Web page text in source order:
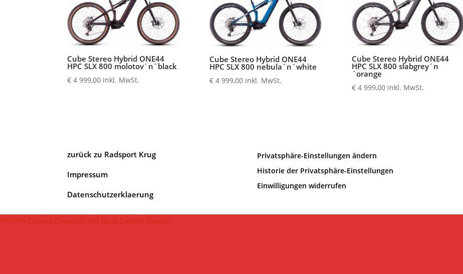
Cube Stereo Hybrid ONE44
HPC SLX 800 molotov´n´black
€ 4 999,00 inkl. MwSt.
Cube Stereo Hybrid ONE44
HPC SLX 800 nebula´n´white
€4 999,00 inkl. MwSt.
Cube Stereo Hybrid ONE44
HPC SLX 800 slabgrey´n
´orange
€4 999,00 inkl. MwSt.
zurück zu Radsport Krug
Impressum
Datenschutzerklaerung
Privatsphäre-Einstellungen ändern
Historie der Privatsphäre-Einstellungen
Einwilligungen widerrufen
DSGVO Cookie Consent mit Real Cookie Banner